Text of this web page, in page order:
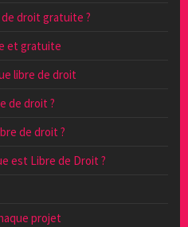
droit gratuite ?
et gratuite
libre de droit
de droit ?
de droit ?
est Libre de Droit ?
projet